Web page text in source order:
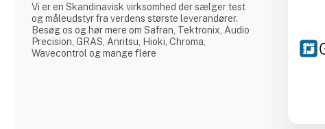
Vi er en Skandinavisk virksomhed der sælger test
og måleudstyr fra verdens største leverandører.
Besøg os og hør mere om Safran, Tektronix, Audio
Precision, GRAS, Anritsu, Hioki, Chroma,
Wavecontrol og mange flere